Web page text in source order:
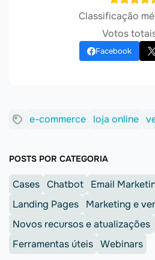
Classificação
Votos
Facebook
e-commerce loja online
POSTS POR CATEGORIA
Cases Chatbot Email
Landing Pages
Marketing e
Novos recursos e atualizações
Ferramentas úteis Webinars